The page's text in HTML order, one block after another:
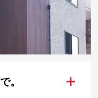
。 +